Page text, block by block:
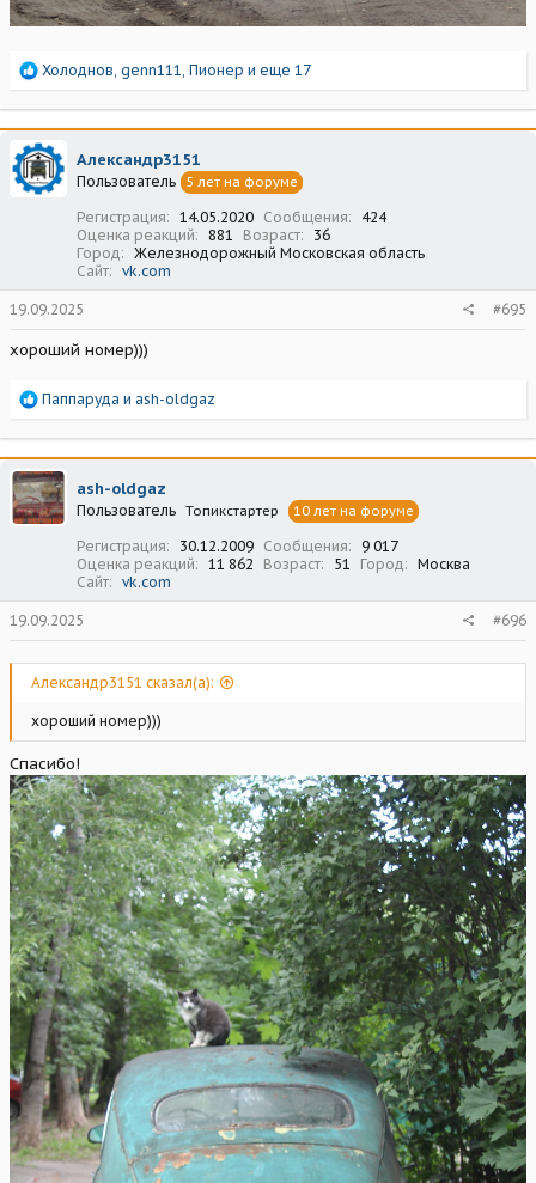
Р
а
к
ц
и
и
Холоднов, genn111, Пионер и еще 17
Александр3151
Пользователь 5 лет на форуме
Регистрация 14.05.2020 Сообщения
424
Оценка реакций
881 Возраст
36
Город
Железнодорожный Московская область
Сайт
vk.com
19.09.2025 #695
хороший номер)))
Р
а
к
ц
и
и
Паппаруда и ash-oldgaz
ash-oldgaz
Пользователь Топикстартер 10 лет на форуме
Регистрация 30.12.2009 Сообщения
9 017
Оценка реакций
11 862 Возраст 51 Город
Москва
Сайт
vk.com
19.09.2025 #696
Александр3151 сказал(а):
хороший номер)))
Спасибо!